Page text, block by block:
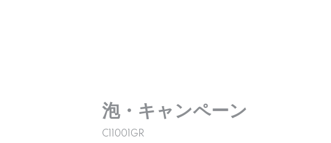
泡・キャンペーン
C11001GR